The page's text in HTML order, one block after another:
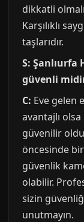
dikkatli
Karşılıklı
taşlarıdır.
S: Şanlıurfa
güvenli
C: Eve gelen
avantajlı
güvenilir
öncesinde
güvenlik
olabilir.
sizin
unutmayın.